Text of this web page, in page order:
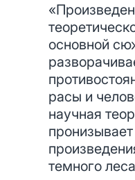
основной
расы и
научная
темного